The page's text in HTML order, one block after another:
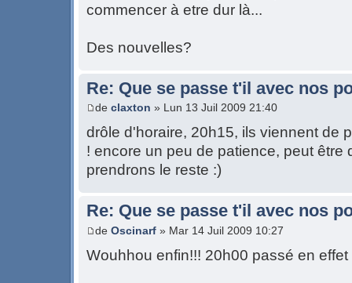
commencer à etre dur là...
Des nouvelles?
Re: Que se passe t'il avec nos
de claxton » Lun 13 Juil 2009 21:40
drôle d'horaire, 20h15, ils viennent de
! encore un peu de patience, peut être
prendrons le reste :)
Re: Que se passe t'il avec nos
de Oscinarf » Mar 14 Juil 2009 10:27
Wouhhou enfin!!! 20h00 passé en effet